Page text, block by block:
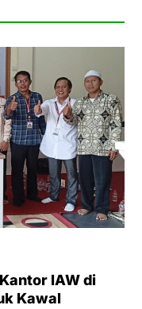
IAW di
Kawal